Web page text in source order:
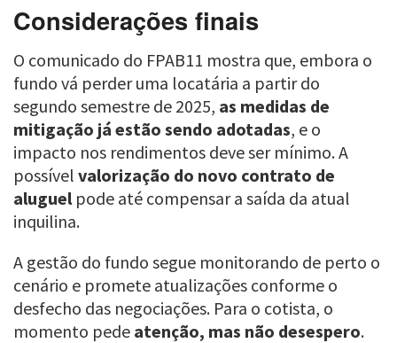
Considerações finais
O comunicado do FPAB11 mostra que, embora o
fundo vá perder uma locatária a partir do
segundo semestre de 2025, as medidas de
mitigação já estão sendo adotadas, e o
impacto nos rendimentos deve ser mínimo. A
possível valorização do novo contrato de
aluguel pode até compensar a saída da atual
inquilina.
A gestão do fundo segue monitorando de perto o
cenário e promete atualizações conforme o
desfecho das negociações. Para o cotista, o
momento pede atenção, mas não desespero.